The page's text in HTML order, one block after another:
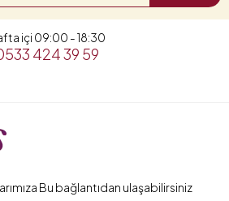
içi 09:00 - 18:30
424 39 59
Bu bağlantıdan ulaşabilirsiniz